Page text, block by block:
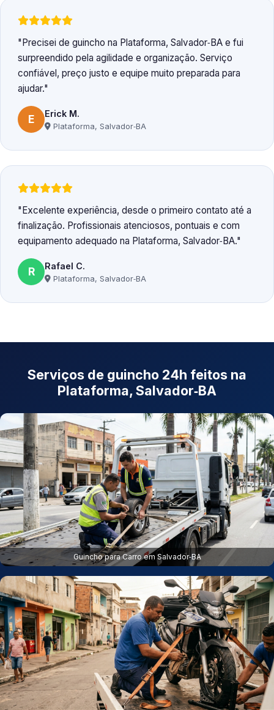
Precisei de guincho na Plataforma, Salvador‑BA e fui
surpreendido pela agilidade e organização. Serviço
confiável, preço justo e equipe muito preparada para
ajudar.
E Erick M.
Plataforma, Salvador‑BA
Excelente experiência, desde o primeiro contato até a
finalização. Profissionais atenciosos, pontuais e com
equipamento adequado na Plataforma, Salvador‑BA.
R Rafael C.
Plataforma, Salvador‑BA
Serviços de guincho 24h feitos na
Plataforma, Salvador‑BA
Guincho para Carro em Salvador‑BA